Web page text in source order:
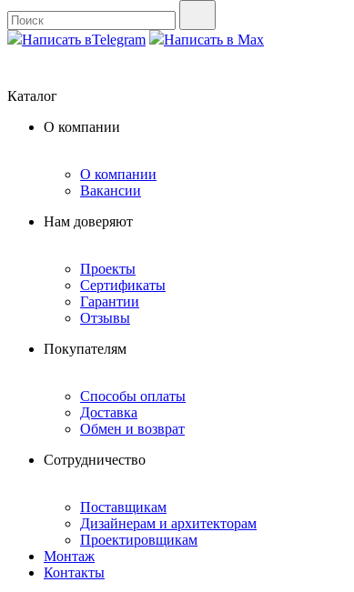
Написать вTelegram Написать в Max
Каталог
О компании
О компании
Вакансии
Нам доверяют
Проекты
Сертификаты
Гарантии
Отзывы
Покупателям
Способы оплаты
Доставка
Обмен и возврат
Сотрудничество
Поставщикам
Дизайнерам и архитекторам
Проектировщикам
Монтаж
Контакты